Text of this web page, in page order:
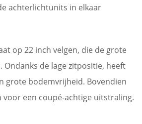
achterlichtunits in elkaar
op 22 inch velgen, die de grote
Ondanks de lage zitpositie, heeft
grote bodemvrijheid. Bovendien
voor een coupé-achtige uitstraling.